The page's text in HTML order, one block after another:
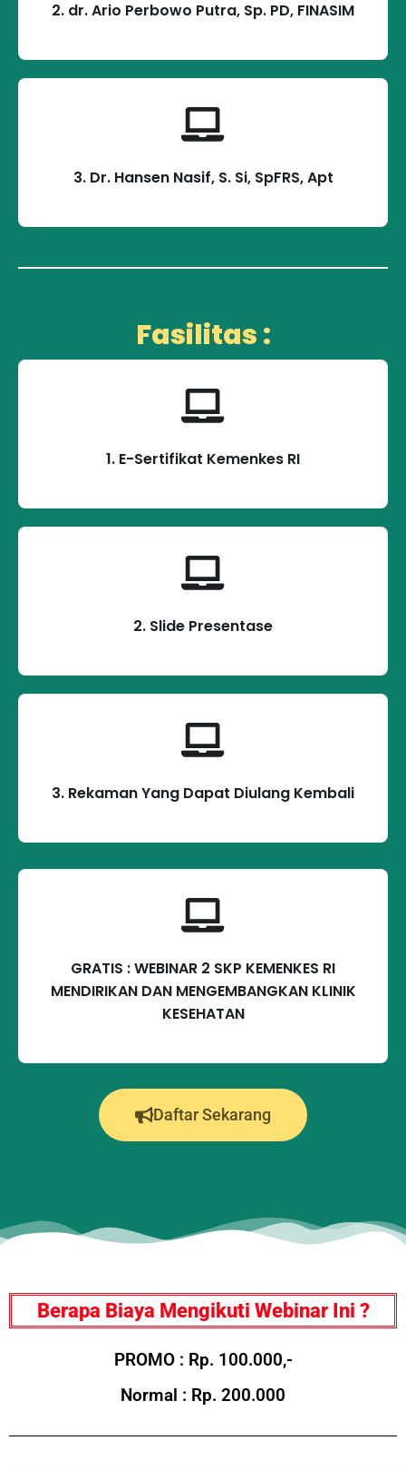
2. dr. Ario Perbowo Putra, Sp. PD, FINASIM
3. Dr. Hansen Nasif, S. Si, SpFRS, Apt
Fasilitas :
1. E-Sertifikat Kemenkes RI
2. Slide Presentase
3. Rekaman Yang Dapat Diulang Kembali
GRATIS : WEBINAR 2 SKP KEMENKES RI
MENDIRIKAN DAN MENGEMBANGKAN KLINIK
KESEHATAN
Daftar Sekarang
Berapa Biaya Mengikuti Webinar Ini ?
PROMO : Rp. 100.000,-
Normal : Rp. 200.000